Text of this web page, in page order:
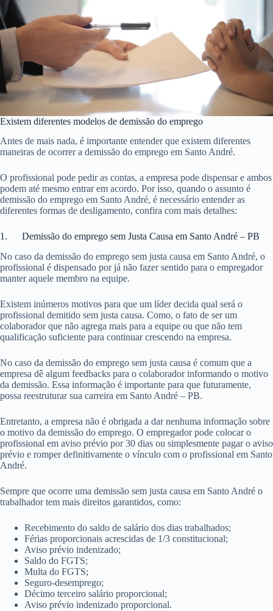
Existem diferentes modelos de demissão do emprego
Antes de mais nada, é importante entender que existem diferentes
maneiras de ocorrer a demissão do emprego em Santo André.
O profissional pode pedir as contas, a empresa pode dispensar e ambos
podem até mesmo entrar em acordo. Por isso, quando o assunto é
demissão do emprego em Santo André, é necessário entender as
diferentes formas de desligamento, confira com mais detalhes:
1. Demissão do emprego sem Justa Causa em Santo André – PB
No caso da demissão do emprego sem justa causa em Santo André, o
profissional é dispensado por já não fazer sentido para o empregador
manter aquele membro na equipe.
Existem inúmeros motivos para que um líder decida qual será o
profissional demitido sem justa causa. Como, o fato de ser um
colaborador que não agrega mais para a equipe ou que não tem
qualificação suficiente para continuar crescendo na empresa.
No caso da demissão do emprego sem justa causa é comum que a
empresa dê algum feedbacks para o colaborador informando o motivo
da demissão. Essa informação é importante para que futuramente,
possa reestruturar sua carreira em Santo André – PB.
Entretanto, a empresa não é obrigada a dar nenhuma informação sobre
o motivo da demissão do emprego. O empregador pode colocar o
profissional em aviso prévio por 30 dias ou simplesmente pagar o aviso
prévio e romper definitivamente o vínculo com o profissional em Santo
André.
Sempre que ocorre uma demissão sem justa causa em Santo André o
trabalhador tem mais direitos garantidos, como:
Recebimento do saldo de salário dos dias trabalhados;
Férias proporcionais acrescidas de 1/3 constitucional;
Aviso prévio indenizado;
Saldo do FGTS;
Multa do FGTS;
Seguro-desemprego;
Décimo terceiro salário proporcional;
Aviso prévio indenizado proporcional.